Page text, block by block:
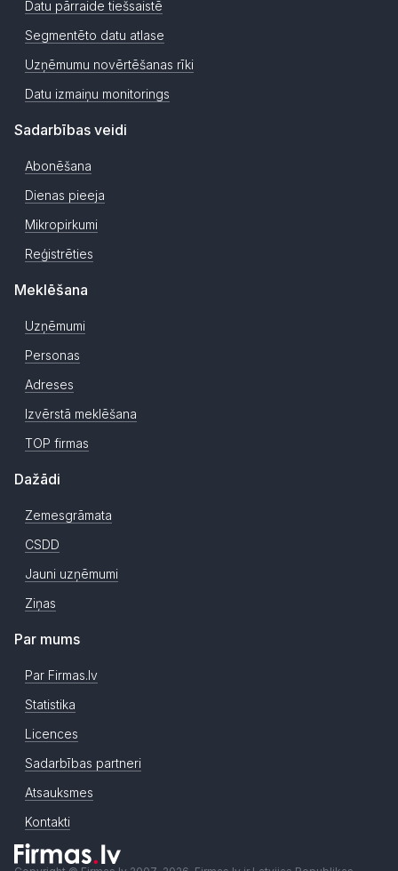
Datu pārraide tiešsaistē
Segmentēto datu atlase
Uzņēmumu novērtēšanas rīki
Datu izmaiņu monitorings
Sadarbības veidi
Abonēšana
Dienas pieeja
Mikropirkumi
Reģistrēties
Meklēšana
Uzņēmumi
Personas
Adreses
Izvērstā meklēšana
TOP firmas
Dažādi
Zemesgrāmata
CSDD
Jauni uzņēmumi
Ziņas
Par mums
Par Firmas.lv
Statistika
Licences
Sadarbības partneri
Atsauksmes
Kontakti